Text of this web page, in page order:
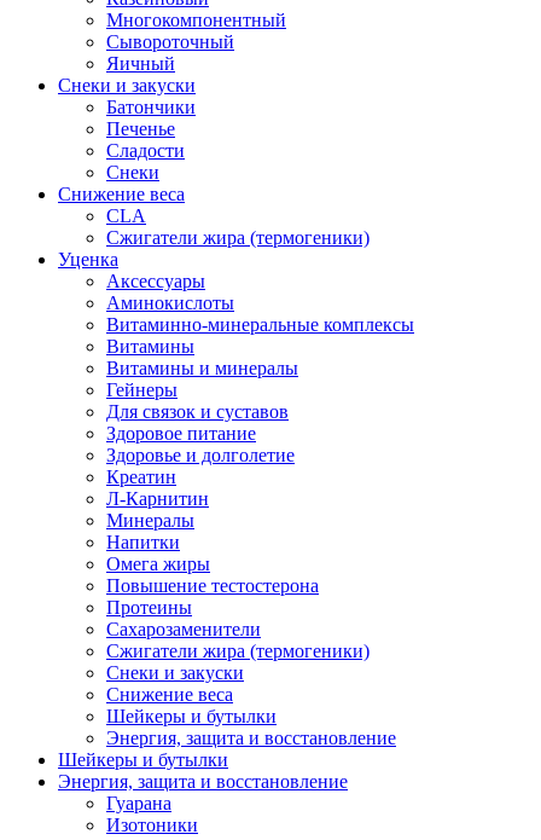
Многокомпонентный
Сывороточный
Яичный
Снеки и закуски
Батончики
Печенье
Сладости
Снеки
Снижение веса
CLA
Сжигатели жира (термогеники)
Уценка
Аксессуары
Аминокислоты
Витаминно-минеральные комплексы
Витамины
Витамины и минералы
Гейнеры
Для связок и суставов
Здоровое питание
Здоровье и долголетие
Креатин
Л-Карнитин
Минералы
Напитки
Омега жиры
Повышение тестостерона
Протеины
Сахарозаменители
Сжигатели жира (термогеники)
Снеки и закуски
Снижение веса
Шейкеры и бутылки
Энергия, защита и восстановление
Шейкеры и бутылки
Энергия, защита и восстановление
Гуарана
Изотоники